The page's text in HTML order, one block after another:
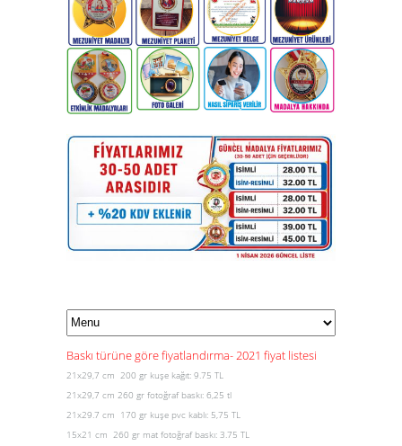
Baskı türüne göre fiyatlandırma- 2021 fiyat listesi
21x29,7 cm 200 gr kuşe kağıt: 9.75 TL
21x29,7 cm 260 gr fotoğraf baskı: 6,25 tl
21x29.7 cm 170 gr kuşe pvc kablı: 5,75 TL
15x21 cm 260 gr mat fotoğraf baskı: 3.75 TL